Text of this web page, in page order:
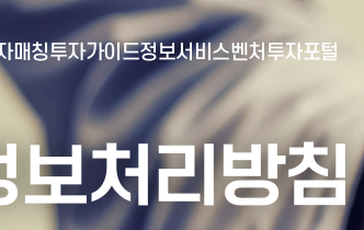
매칭투자가이드정보서비스
- 대시보드
벤처투자포털
- 포털소개
- BI소개
보처리방침